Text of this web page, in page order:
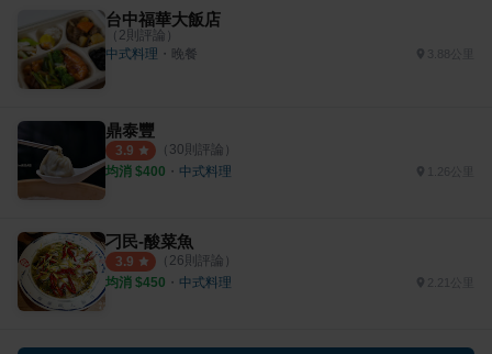
台中福華大飯店
（ 2則評論）
中式料理 ・ 晚餐
鼎泰豐
3.9 （ 30則評論）
均消 $400 ・ 中式料理
刁民-酸菜魚
3.9 （ 26則評論）
均消 $450 ・ 中式料理